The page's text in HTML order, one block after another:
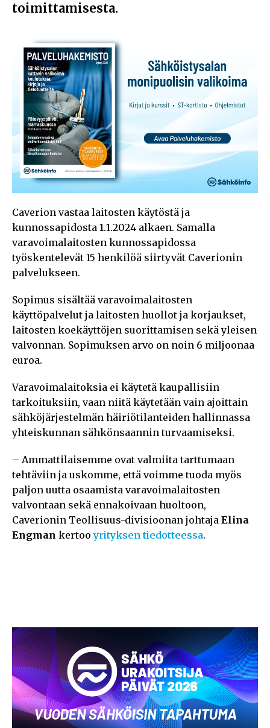
toimittamisesta.
Caverion vastaa laitosten käytöstä ja
kunnossapidosta 1.1.2024 alkaen. Samalla
varavoimalaitosten kunnossapidossa
työskentelevät 15 henkilöä siirtyvät Caverionin
palvelukseen.
Sopimus sisältää varavoimalaitosten
käyttöpalvelut ja laitosten huollot ja korjaukset,
laitosten koekäyttöjen suorittamisen sekä yleisen
valvonnan. Sopimuksen arvo on noin 6 miljoonaa
euroa.
Varavoimalaitoksia ei käytetä kaupallisiin
tarkoituksiin, vaan niitä käytetään vain ajoittain
sähköjärjestelmän häiriötilanteiden hallinnassa
yhteiskunnan sähkönsaannin turvaamiseksi.
– Ammattilaisemme ovat valmiita tarttumaan
tehtäviin ja uskomme, että voimme tuoda myös
paljon uutta osaamista varavoimalaitosten
valvontaan sekä ennakoivaan huoltoon,
Caverionin Teollisuus-divisioonan johtaja Elina
Engman kertooyrityksen tiedotteessa.